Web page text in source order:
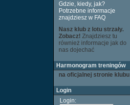
Gdzie, kiedy, jak?
Potrzebne informacje
znajdziesz w FAQ
Nasz klub z lotu strzały.
Zobacz! Znajdziesz tu
również informacje jak do
nas dojechać
Harmonogram treningów
na oficjalnej stronie klubu
Login
Login: